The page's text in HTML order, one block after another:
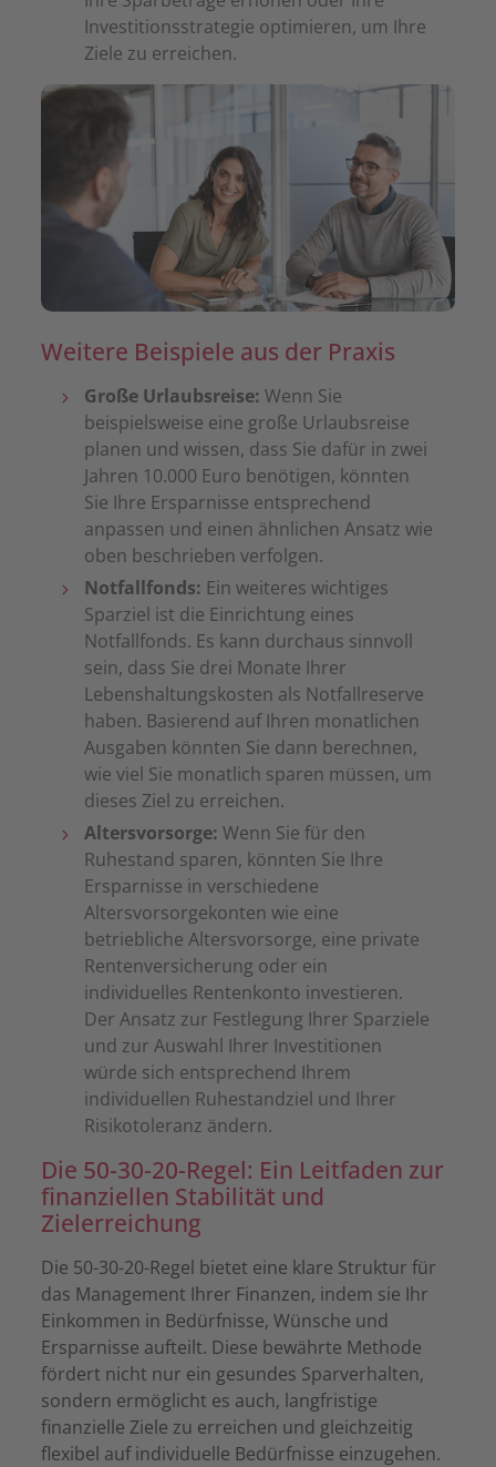
Investitionsstrategie optimieren, um Ihre
Ziele zu erreichen.
Weitere Beispiele aus der Praxis
Große Urlaubsreise: Wenn Sie
beispielsweise eine große Urlaubsreise
planen und wissen, dass Sie dafür in zwei
Jahren 10.000 Euro benötigen, könnten
Sie Ihre Ersparnisse entsprechend
anpassen und einen ähnlichen Ansatz wie
oben beschrieben verfolgen.
Notfallfonds: Ein weiteres wichtiges
Sparziel ist die Einrichtung eines
Notfallfonds. Es kann durchaus sinnvoll
sein, dass Sie drei Monate Ihrer
Lebenshaltungskosten als Notfallreserve
haben. Basierend auf Ihren monatlichen
Ausgaben könnten Sie dann berechnen,
wie viel Sie monatlich sparen müssen, um
dieses Ziel zu erreichen.
Altersvorsorge: Wenn Sie für den
Ruhestand sparen, könnten Sie Ihre
Ersparnisse in verschiedene
Altersvorsorgekonten wie eine
betriebliche Altersvorsorge, eine private
Rentenversicherung oder ein
individuelles Rentenkonto investieren.
Der Ansatz zur Festlegung Ihrer Sparziele
und zur Auswahl Ihrer Investitionen
würde sich entsprechend Ihrem
individuellen Ruhestandziel und Ihrer
Risikotoleranz ändern.
Die 50-30-20-Regel: Ein Leitfaden zur
finanziellen Stabilität und
Zielerreichung
Die 50-30-20-Regel bietet eine klare Struktur für
das Management Ihrer Finanzen, indem sie Ihr
Einkommen in Bedürfnisse, Wünsche und
Ersparnisse aufteilt. Diese bewährte Methode
fördert nicht nur ein gesundes Sparverhalten,
sondern ermöglicht es auch, langfristige
finanzielle Ziele zu erreichen und gleichzeitig
flexibel auf individuelle Bedürfnisse einzugehen.